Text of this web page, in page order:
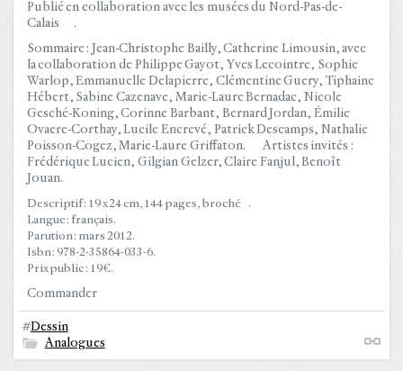
Publié en collaboration avec les musées du Nord-Pas-de-
Calais .
Sommaire : Jean-Christophe Bailly, Catherine Limousin, avec
la collaboration de Philippe Gayot, Yves Lecointre, Sophie
Warlop, Emmanuelle Delapierre, Clémentine Guery, Tiphaine
Hébert, Sabine Cazenave, Marie-Laure Bernadac, Nicole
Gesché-Koning, Corinne Barbant, Bernard Jordan, Émilie
Ovaere-Corthay, Lucile Encrevé, Patrick Descamps, Nathalie
Poisson-Cogez, Marie-Laure Griffaton. Artistes invités :
Frédérique Lucien, Gilgian Gelzer, Claire Fanjul, Benoît
Jouan.
Descriptif : 19 x 24 cm, 144 pages, broché .
Langue : français.
Parution : mars 2012.
Isbn : 978-2-35864-033-6.
Prix public : 19 €.
Commander
#Dessin
Analogues